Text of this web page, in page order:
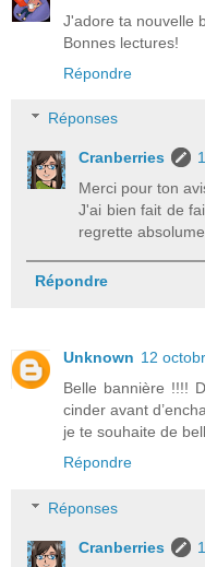
J'adore ta nouvelle
Bonnes lectures!
Répondre
Réponses
Cranberries
Merci pour ton
J'ai bien fait de
regrette
Répondre
Unknown 12
Belle bannière !!!!
cinder avant
je te souhaite de
Répondre
Réponses
Cranberries